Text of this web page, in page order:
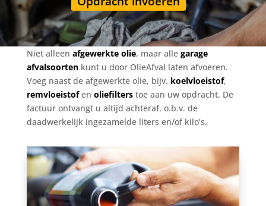
Niet alleen afgewerkte olie, maar alle garage
afvalsoortenkunt u door OlieAfval laten afvoeren.
Voeg naast de afgewerkte olie, bijv. koelvloeistof,
remvloeistofen oliefilters toe aan uw opdracht. De
factuur ontvangt u altijd achteraf. o.b.v. de
daadwerkelijk ingezamelde liters en/of kilo’s.